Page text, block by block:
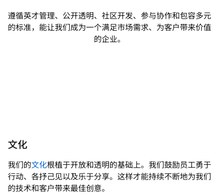
遵循英才管理、公开透明、社区开发、参与协作和包容多元
的标准，能让我们成为一个满足市场需求、为客户带来价值
的企业。
文化
我们的文化根植于开放和透明的基础上。我们鼓励员工勇于
行动、各抒己见以及乐于分享。这样才能持续不断地为我们
的技术和客户带来最佳创意。